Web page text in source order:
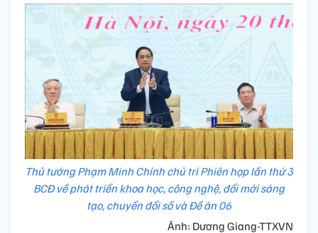
Thủ tướng Phạm Minh Chính chủ trì Phiên họp lần thứ 3
BCĐ về phát triển khoa học, công nghệ, đổi mới sáng
tạo, chuyển đổi số và Đề án 06
Ảnh: Dương Giang-TTXVN